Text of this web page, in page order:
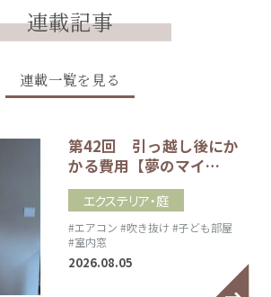
連載記事
連載一覧を見る
第42回 引っ越し後にか
かる費用【夢のマイ…
エクステリア・庭
#エアコン #吹き抜け #子ども部屋
#室内窓
2026.08.05